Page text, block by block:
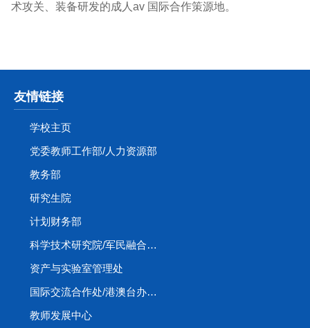
术攻关、装备研发的成人av 国际合作策源地。
友情链接
学校主页
党委教师工作部/人力资源部
教务部
研究生院
计划财务部
科学技术研究院/军民融合创新研究院
资产与实验室管理处
国际交流合作处/港澳台办公室
教师发展中心